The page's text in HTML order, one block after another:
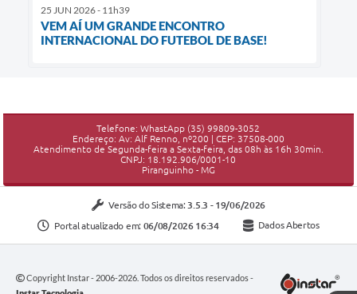
25 JUN 2026 - 11h39
VEM AÍ UM GRANDE ENCONTRO
INTERNACIONAL DO FUTEBOL DE BASE!
Telefone: WhastApp (35) 99809-3052
Endereço: Av: Alf Renno, nº200 | CEP: 37508-000
Atendimento de Segunda-feira a Sexta-feira, das 08h às 16h 30min.
CNPJ: 18.192.906/0001-10
Piranguinho - MG
Versão do Sistema: 3.5.3 - 19/06/2026
Portal atualizado em: 06/08/2026 16:34 Dados Abertos
Copyright Instar - 2006-2026. Todos os direitos reservados -